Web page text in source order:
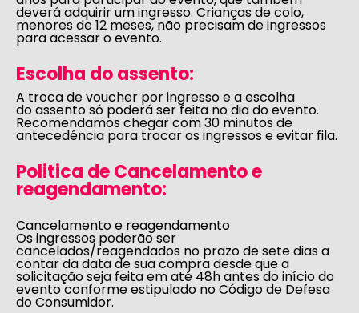
deverá adquirir um ingresso. Crianças de colo,
menores de 12 meses, não precisam de ingressos
para acessar o evento.
Escolha do assento:
A troca de voucher por ingresso e a escolha
do assento só poderá ser feita no dia do evento.
Recomendamos chegar com 30 minutos de
antecedência para trocar os ingressos e evitar fila.
Politica de Cancelamento e
reagendamento:
Cancelamento e reagendamento
Os ingressos poderão ser
cancelados/reagendados no prazo de sete dias a
contar da data de sua compra desde que a
solicitação seja feita em até 48h antes do início do
evento conforme estipulado noCódigo de Defesa
do Consumidor.